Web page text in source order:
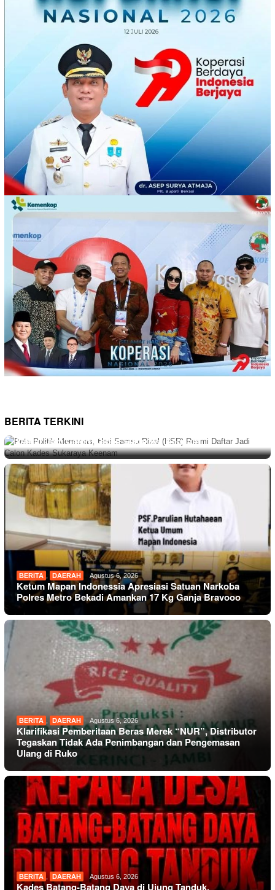
BERITA TERKINI
BERITA , DAERAH
Daftar Jadi Calon Kades Sukaraya Keenam
BERITA DAERAH Agustus 6, 2026
Ketum Mapan Indonessia Apresiasi Satuan Narkoba
Polres Metro Bekadi Amankan 17 Kg Ganja Bravooo
BERITA DAERAH Agustus 6, 2026
Klarifikasi Pemberitaan Beras Merek “NUR”, Distributor
Tegaskan Tidak Ada Penimbangan dan Pengemasan
Ulang di Ruko
BERITA , DAERAH Agustus 6, 2026
Kades Batang-Batang Daya di Ujung Tanduk,